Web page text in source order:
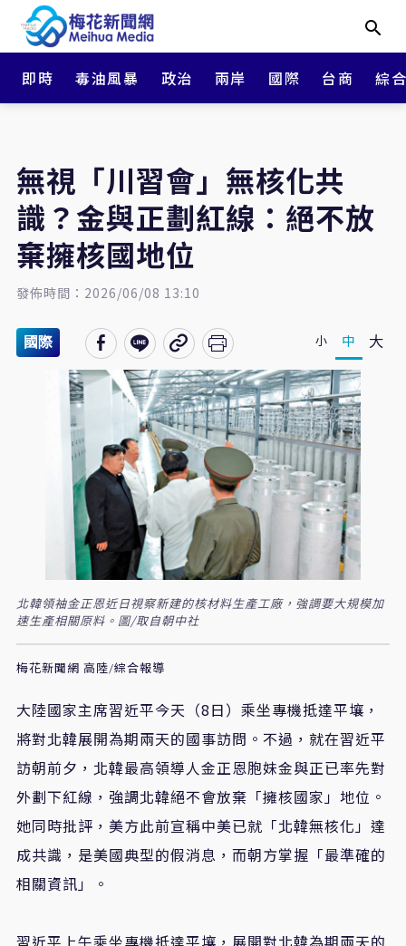
即時 毒油風暴 政治 兩岸 國際 台商 綜
無視「川習會」無核化共
識？金與正劃紅線：絕不放
棄擁核國地位
發佈時間：2026/06/08 13:10
國際 小 中 大
北韓領袖金正恩近日視察新建的核材料生產工廠，強調要大規模加
速生產相關原料。圖/取自朝中社
梅花新聞網 高陸/綜合報導
大陸國家主席習近平今天（8日）乘坐專機抵達平壤，
將對北韓展開為期兩天的國事訪問。不過，就在習近平
訪朝前夕，北韓最高領導人金正恩胞妹金與正已率先對
外劃下紅線，強調北韓絕不會放棄「擁核國家」地位。
她同時批評，美方此前宣稱中美已就「北韓無核化」達
成共識，是美國典型的假消息，而朝方掌握「最準確的
相關資訊」。
習近平上午乘坐專機抵達平壤，展開對北韓為期兩天的